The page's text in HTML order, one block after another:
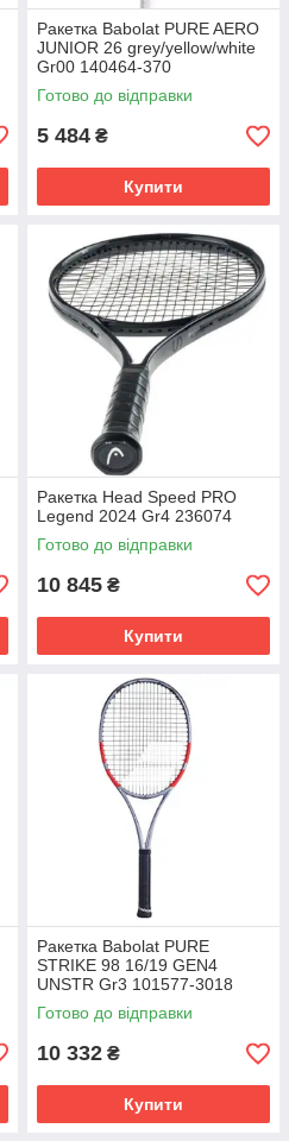
Ракетка Babolat PURE AERO
JUNIOR 26 grey/yellow/white
Gr00 140464-370
Готово до відправки
5 484 ₴
Купити
Ракетка Head Speed PRO
Legend 2024 Gr4 236074
Готово до відправки
10 845 ₴
Купити
Ракетка Babolat PURE
STRIKE 98 16/19 GEN4
UNSTR Gr3 101577-3018
Готово до відправки
10 332 ₴
Купити